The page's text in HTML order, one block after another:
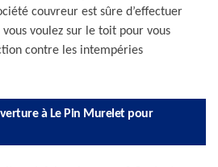
couvreur est sûre d’effectuer
voulez sur le toit pour vous
contre les intempéries
à Le Pin Murelet pour